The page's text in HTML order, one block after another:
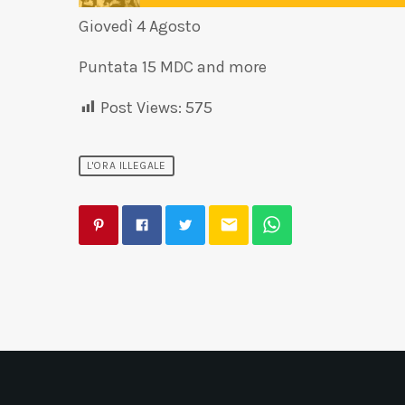
Giovedì 4 Agosto
Puntata 15 MDC and more
Post Views: 575
L'ORA ILLEGALE
email